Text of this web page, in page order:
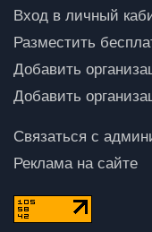
Вход в личный
Разместить
Добавить
Добавить
Связаться с
Реклама на сайте